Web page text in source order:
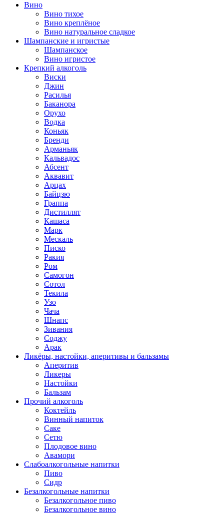
Вино
Вино тихое
Вино креплёное
Вино натуральное сладкое
Шампанские и игристые
Шампанское
Вино игристое
Крепкий алкоголь
Виски
Джин
Расилья
Баканора
Орухо
Водка
Коньяк
Бренди
Арманьяк
Кальвадос
Абсент
Аквавит
Арцах
Байцзю
Граппа
Дистиллят
Кашаса
Марк
Мескаль
Писко
Ракия
Ром
Самогон
Сотол
Текила
Узо
Чача
Шнапс
Зивания
Соджу
Арак
Ликёры, настойки, аперитивы и бальзамы
Аперитив
Ликеры
Настойки
Бальзам
Прочий алкоголь
Коктейль
Винный напиток
Саке
Сетю
Плодовое вино
Авамори
Слабоалкогольные напитки
Пиво
Сидр
Безалкогольные напитки
Безалкогольное пиво
Безалкогольное вино